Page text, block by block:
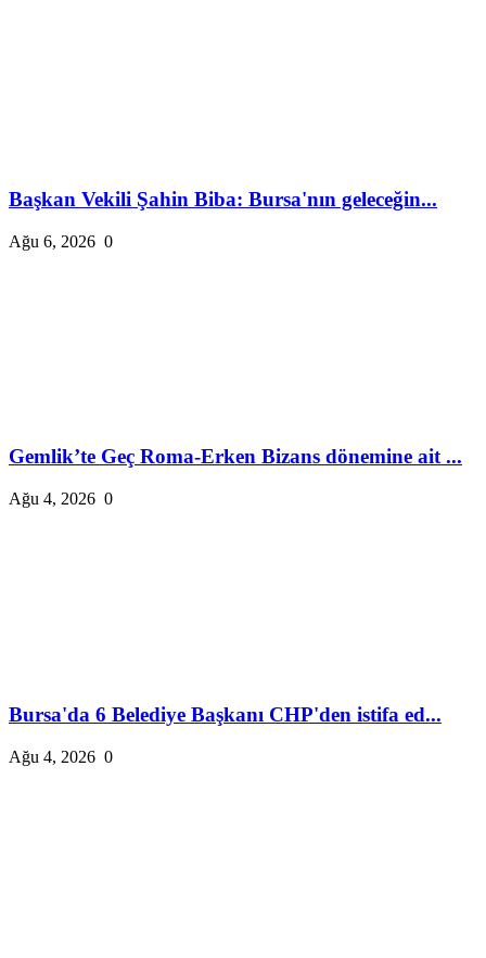
Başkan Vekili Şahin Biba: Bursa'nın geleceğin...
Ağu 6, 2026 0
Gemlik’te Geç Roma-Erken Bizans dönemine ait ...
Ağu 4, 2026 0
Bursa'da 6 Belediye Başkanı CHP'den istifa ed...
Ağu 4, 2026 0